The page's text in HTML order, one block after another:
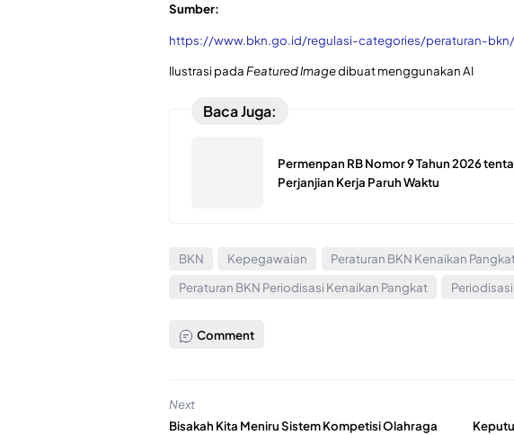
Sumber:
https://www.bkn.go.id/regulasi-categories/peraturan-bkn/
Ilustrasi padaFeatured Imagedibuat menggunakan AI
Baca Juga:
Permenpan RB Nomor 9 Tahun 2026
Perjanjian Kerja Paruh Waktu
BKN Kepegawaian
Peraturan BKN Kenaikan
Peraturan BKN Periodisasi Kenaikan Pangkat
Comment
Next
Bisakah Kita Meniru Sistem Kompetisi Olahraga